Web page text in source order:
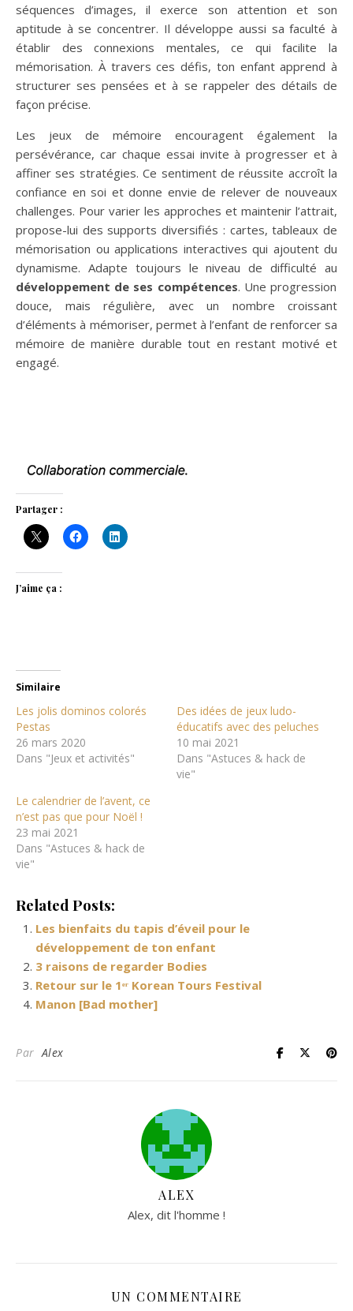
séquences d’images, il exerce son attention et son
aptitude à se concentrer. Il développe aussi sa faculté à
établir des connexions mentales, ce qui facilite la
mémorisation. À travers ces défis, ton enfant apprend à
structurer ses pensées et à se rappeler des détails de
façon précise.
Les jeux de mémoire encouragent également la
persévérance, car chaque essai invite à progresser et à
affiner ses stratégies. Ce sentiment de réussite accroît la
confiance en soi et donne envie de relever de nouveaux
challenges. Pour varier les approches et maintenir l’attrait,
propose-lui des supports diversifiés : cartes, tableaux de
mémorisation ou applications interactives qui ajoutent du
dynamisme. Adapte toujours le niveau de difficulté au
développement de ses compétences. Une progression
douce, mais régulière, avec un nombre croissant
d’éléments à mémoriser, permet à l’enfant de renforcer sa
mémoire de manière durable tout en restant motivé et
engagé.
Partager :
J’aime ça :
Similaire
Les jolis dominos colorés
Pestas
26 mars 2020
Dans "Jeux et activités"
Des idées de jeux ludo-
éducatifs avec des peluches
10 mai 2021
Dans "Astuces & hack de
vie"
Le calendrier de l’avent, ce
n’est pas que pour Noël !
23 mai 2021
Dans "Astuces & hack de
vie"
Related Posts:
Les bienfaits du tapis d’éveil pour le
développement de ton enfant
3 raisons de regarder Bodies
Retour sur le 1ᵉʳ Korean Tours Festival
Manon [Bad mother]
Par Alex
ALEX
Alex, dit l'homme !
UN COMMENTAIRE